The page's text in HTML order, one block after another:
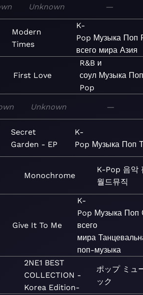
Unknown —
Modern
Times
K-
Pop Музыка Поп
всего мира Азия
First Love
R&B и
соул Музыка Поп
Pop
Unknown —
Secret
Garden - EP
K-
Pop Музыка Поп
Monochrome
K-Pop 음악
월드뮤직
Give It To Me
K-
Pop Музыка Поп
всего
мира
поп-музыка
2NE1 BEST
COLLECTION -
Korea Edition-
ポップ ミュ
ック